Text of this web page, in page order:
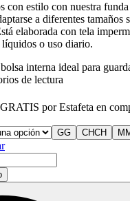
precios:
desde
$499.00
hasta
con estilo con nuestra
a diferentes tamaños
elaborada con tela
o uso diario.
interna ideal para
de lectura
por Estafeta en
GG CHCH M